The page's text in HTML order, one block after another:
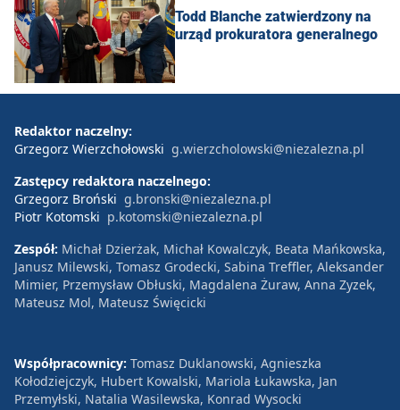
Todd Blanche zatwierdzony na
urząd prokuratora generalnego
Redaktor naczelny:
Grzegorz Wierzchołowski g.wierzcholowski@niezalezna.pl
Zastępcy redaktora naczelnego:
Grzegorz Broński g.bronski@niezalezna.pl
Piotr Kotomski p.kotomski@niezalezna.pl
Zespół: Michał Dzierżak, Michał Kowalczyk, Beata Mańkowska,
Janusz Milewski, Tomasz Grodecki, Sabina Treffler, Aleksander
Mimier, Przemysław Obłuski, Magdalena Żuraw, Anna Zyzek,
Mateusz Mol, Mateusz Święcicki
Współpracownicy: Tomasz Duklanowski, Agnieszka
Kołodziejczyk, Hubert Kowalski, Mariola Łukawska, Jan
Przemyłski, Natalia Wasilewska, Konrad Wysocki